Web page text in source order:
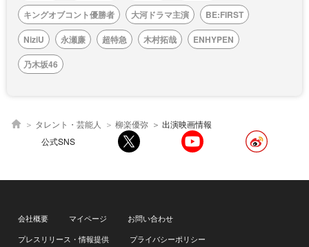
キングオブコント優勝者
大河ドラマ主演
BE:FIRST
NiziU
永瀬廉 超特急 木村拓哉
ENHYPEN
乃木坂46
タレント・芸能人 柳楽優弥
出演映画情報
公式SNS
会社概要 マイページ
お問い合わせ
プレスリリース・情報提供
プライバシーポリシー